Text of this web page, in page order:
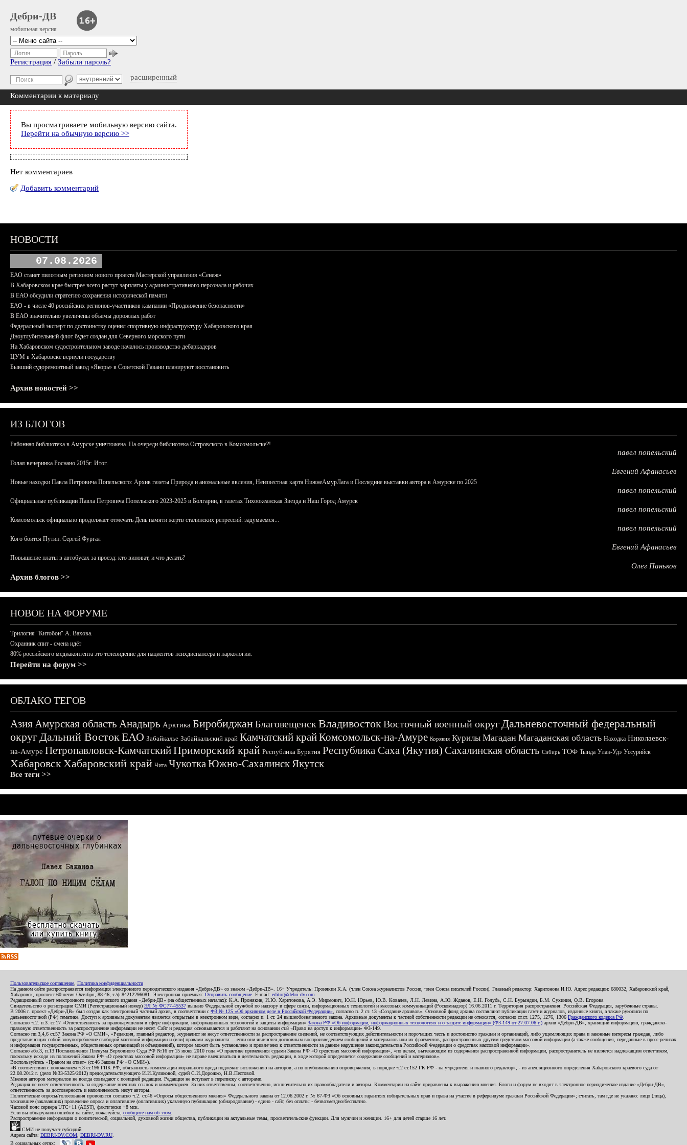
Дебри-ДВ
мобильная версия
расширенный
Логин Пароль
Регистрация / Забыли пароль?
Комментарии к материалу
Вы просматриваете мобильную версию сайта.
Перейти на обычную версию >>
Нет комментариев
Добавить комментарий
НОВОСТИ
07.08.2026
ЕАО станет пилотным регионом нового проекта Мастерской управления «Сенеж»
В Хабаровском крае быстрее всего растут зарплаты у административного персонала и рабочих
В ЕАО обсудили стратегию сохранения исторической памяти
ЕАО - в числе 40 российских регионов-участников кампании «Продвижение безопасности»
В ЕАО значительно увеличены объемы дорожных работ
Федеральный эксперт по достоинству оценил спортивную инфраструктуру Хабаровского края
Дноуглубительный флот будет создан для Северного морского пути
На Хабаровском судостроительном заводе началось производство дебаркадеров
ЦУМ в Хабаровске вернули государству
Бывший судоремонтный завод «Якорь» в Советской Гавани планируют восстановить
Архив новостей >>
ИЗ БЛОГОВ
Районная библиотека в Амурске уничтожена. На очереди библиотека Островского в Комсомольске?!
павел попельский
Голая вечеринка Роснано 2015г. Итог.
Евгений Афанасьев
Новые находки Павла Петровича Попельского: Архив газеты Природа и аномальные явления, Неизвестная карта НижнеАмурЛага и Последние выставки автора в Амурске по 2025
павел попельский
Официальные публикации Павла Петровича Попельского 2023-2025 в Болгарии, в газетах Тихоокеанская Звезда и Наш Город Амурск
павел попельский
Комсомольск официально продолжает отмечать День памяти жертв сталинских репрессий: задумаемся...
павел попельский
Кого боится Путин: Сергей Фургал
Евгений Афанасьев
Повышение платы в автобусах за проезд: кто виноват, и что делать?
Олег Паньков
Архив блогов >>
НОВОЕ НА ФОРУМЕ
Трилогия "Китобои" А. Вахова.
Охранник спит - смена идёт
80% российского медиаконтента это телевидение для пациентов психдиспансера и наркологии.
Перейти на форум >>
ОБЛАКО ТЕГОВ
АзияАмурская область Анадырь Арктика БиробиджанБлаговещенскВладивостокВосточный военный округДальневосточный федеральный
округДальний ВостокЕАО Забайкалье Забайкальский край Камчатский крайКомсомольск-на-Амуре Корякия Курилы Магадан Магаданская область Находка Николаевск-
на-Амуре Петропавловск-КамчатскийПриморский край Республика Бурятия Республика Саха (Якутия) Сахалинская область Сибирь ТОФ Тында Улан-Удэ Уссурийск
ХабаровскХабаровский край Чита ЧукоткаЮжно-СахалинскЯкутск
Все теги >>
Пользовательское соглашение Политика конфиденциальности
На данном сайте распространяется информация электронного периодического издания «Дебри-ДВ» со знаком «Дебри-ДВ». 16+ Учредитель: Пронякин К.А. (член Союза журналистов России, член Союза писателей России). Главный редактор: Харитонова И.Ю. Адрес редакции: 680032, Хабаровский край,
Хабаровск, проспект 60-летия Октября, 88-46, т./ф.84212296081. Электронная приемная: Отправить сообщение . E-mail: editor@debri-dv.com
Редакционный совет электронного периодического издания «Дебри-ДВ» (на общественных началах): К.А. Пронякин, И.Ю. Харитонова, А.Э. Мирмович, Ю.Н. Юрьев, Ю.В. Ковалев, Л.Н. Левина, А.Ю. Жданов, Е.Н. Голубь, С.Н. Бурындин, Б.М. Сухинин, О.В. Егорова
Свидетельство о регистрации СМИ (Регистрационный номер) ЭЛ № ФС77-45537 выдано Федеральной службой по надзору в сфере связи, информационных технологий и массовых коммуникаций (Роскомнадзор) 16.06.2011 г. Территория распространения: Российская Федерация, зарубежные страны.
В 2006 г. проект «Дебри-ДВ» был создан как электронный частный архив, в соответствии с ФЗ № 125 «Об архивном деле в Российской Федерации» , согласно п. 2 ст. 13 «Создание архивов». Основной фонд архива составляют публикации газет и журналов, изданные книги, а также рукописи по
дальневосточной (РФ) тематике. Доступ к архивным документам является открытым в электронном виде, согласно п. 1 ст. 24 вышеобозначенного закона. Архивные документы к частной собственности редакции не относятся, согласно ст.ст. 1275, 1276, 1306 Гражданского кодекса РФ
Согласно ч.2. п.3. ст.17 «Ответственность за правонарушения в сфере информации, информационных технологий и защиты информации» Закона РФ «Об информации, информационных технологиях и о защите информации» (ФЗ-149 от 27.07.06 г.) архив «Дебри-ДВ», хранящий информацию, гражданско-
правовую ответственность за распространение информации не несет. Сайт и редакция основываются и работают на основании ст.8 «Право на доступ к информации» ФЗ-149.
Согласно пп.3,4,6 ст.57 Закона РФ «О СМИ», «Редакция, главный редактор, журналист не несут ответственности за распространение сведений, не соответствующих действительности и порочащих честь и достоинство граждан и организаций, либо ущемляющих права и законные интересы граждан, либо
представляющих собой злоупотребление свободой массовой информации и (или) правами журналиста: ...если они являются дословным воспроизведением сообщений и материалов или их фрагментов, распространенных другим средством массовой информации (а также сообщения, переданные в пресс-релизах
и информация государственных, общественных организаций и объединений), которое может быть установлено и привлечено к ответственности за данное нарушение законодательства Российской Федерации о средствах массовой информации».
Согласно абз.3, п.13 Постановления Пленума Верховного Суда РФ №16 от 15 июня 2010 года «О практике применения судами Закона РФ «О средствах массовой информации», «по делам, вытекающим из содержания распространенной информации, распространитель не является надлежащим ответчиком,
поскольку исходя из положений Закона РФ «О средствах массовой информации» не вправе вмешиваться в деятельность редакции, в ходе которой определяется содержание сообщений и материалов».
Воспользуйтесь «Правом на ответ» (ст.46 Закона РФ «О СМИ»).
«В соответствии с положением ч.3 ст.196 ГПК РФ, обязанность компенсации морального вреда подлежит возложению на авторов, а по опубликованию опровержения, в порядке ч.2 ст.152 ГК РФ - на учредителя и главного редактор», - из апелляционного определения Хабаровского краевого суда от
22.08.2012 г. (дело №33-5325/2012) председательствующего И.И.Куликовой, судей С.И.Дорожко, Н.В.Пестовой.
Мнения авторов материалов не всегда совпадают с позицией редакции. Редакция не вступает в переписку с авторами.
Редакция не несет ответственность за содержание внешних ссылок и комментариев. За них ответственны, соответственно, исключительно их правообладатели и авторы. Комментарии на сайте приравнены к выражению мнения. Блоги и форум не входят в электронное периодическое издание «Дебри-ДВ»,
ответственность за достоверность и наполняемость несут авторы.
Политические опросы/голосования проводятся согласно ч.2. ст.46 «Опросы общественного мнения» Федерального закона от 12.06.2002 г. № 67-ФЗ «Об основных гарантиях избирательных прав и права на участие в референдуме граждан Российской Федерации»; считать, там где не указано: лицо (лица),
заказавшее (заказавших) проведение опроса и оплатившее (оплативших) указанную публикацию (обнародование) - едино - сайт, без оплаты - безвозмездно/бесплатно.
Часовой пояс сервера UTC+11 (AEST), фактически +8 мск.
Если вы обнаружили ошибки на сайте, пожалуйста, сообщите нам об этом
Распространение информации о политической, социальной, духовной жизни общества, публикации на актуальные темы, просветительские функции. Для мужчин и женщин. 16+ для детей старше 16 лет.
СМИ не получает субсидий.
Адреса сайта: DEBRI-DV.COM DEBRI-DV.RU
В социальных сетях: